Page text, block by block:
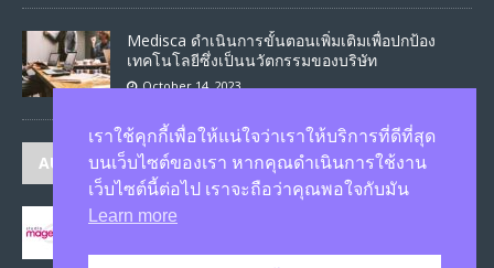
Medisca ดำเนินการขั้นตอนเพิ่มเติมเพื่อปกป้อง
เทคโนโลยีซึ่งเป็นนวัตกรรมของบริษัท
October 14, 2023
AUTHORS
JASON
เราใช้คุกกี้เพื่อให้แน่ใจว่าเราให้บริการที่ดีที่สุด
บนเว็บไซต์ของเรา หากคุณดำเนินการใช้งาน
เว็บไซต์นี้ต่อไป เราจะถือว่าคุณพอใจกับมัน
Learn more